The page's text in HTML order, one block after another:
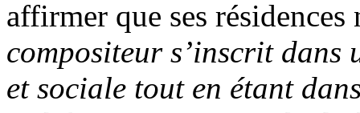
affirmer que ses
compositeur s’inscrit
et sociale tout en étant